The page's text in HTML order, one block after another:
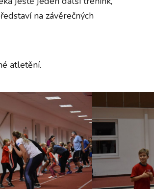
na závěrečných
atletění.